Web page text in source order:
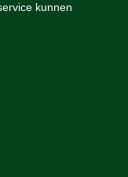
kunnen